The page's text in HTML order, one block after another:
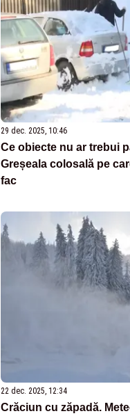
29 dec. 2025, 10:46
Ce obiecte nu ar trebui
Greșeala colosală pe
fac
22 dec. 2025, 12:34
Crăciun cu zăpadă.